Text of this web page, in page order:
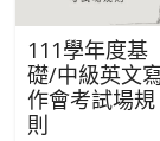
111學年度基
礎/中級英文
作會考試場規
則